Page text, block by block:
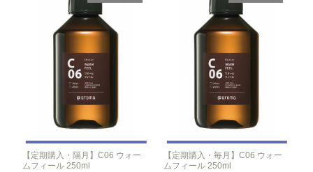
【定期購入・隔月】C06 ウォー
ムフィール 250ml
【定期購入・毎月】C06 ウォー
ムフィール 250ml